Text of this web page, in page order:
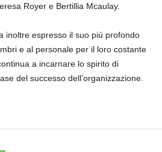
Royer e Bertillia Mcaulay.
inoltre espresso il suo più profondo
e al personale per il loro costante
a incarnare lo spirito di
del successo dell’organizzazione.